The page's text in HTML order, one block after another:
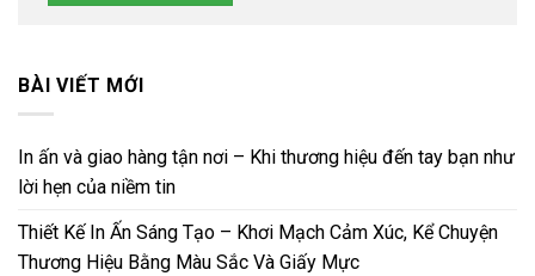
BÀI VIẾT MỚI
In ấn và giao hàng tận nơi – Khi thương hiệu đến tay bạn như
lời hẹn của niềm tin
Thiết Kế In Ấn Sáng Tạo – Khơi Mạch Cảm Xúc, Kể Chuyện
Thương Hiệu Bằng Màu Sắc Và Giấy Mực